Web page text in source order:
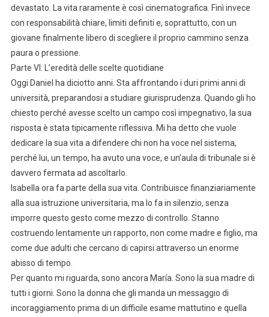
devastato. La vita raramente è così cinematografica. Finì invece
con responsabilità chiare, limiti definiti e, soprattutto, con un
giovane finalmente libero di scegliere il proprio cammino senza
paura o pressione.
Parte VI: L’eredità delle scelte quotidiane
Oggi Daniel ha diciotto anni. Sta affrontando i duri primi anni di
università, preparandosi a studiare giurisprudenza. Quando gli ho
chiesto perché avesse scelto un campo così impegnativo, la sua
risposta è stata tipicamente riflessiva. Mi ha detto che vuole
dedicare la sua vita a difendere chi non ha voce nel sistema,
perché lui, un tempo, ha avuto una voce, e un’aula di tribunale si è
davvero fermata ad ascoltarlo.
Isabella ora fa parte della sua vita. Contribuisce finanziariamente
alla sua istruzione universitaria, ma lo fa in silenzio, senza
imporre questo gesto come mezzo di controllo. Stanno
costruendo lentamente un rapporto, non come madre e figlio, ma
come due adulti che cercano di capirsi attraverso un enorme
abisso di tempo.
Per quanto mi riguarda, sono ancora María. Sono la sua madre di
tutti i giorni. Sono la donna che gli manda un messaggio di
incoraggiamento prima di un difficile esame mattutino e quella